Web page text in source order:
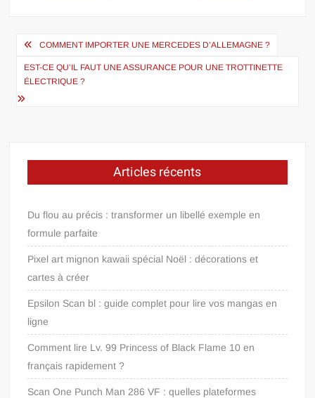
Navigation
de
l’article
COMMENT IMPORTER UNE MERCEDES D’ALLEMAGNE ?
EST-CE QU’IL FAUT UNE ASSURANCE POUR UNE TROTTINETTE
ÉLECTRIQUE ?
Articles récents
Du flou au précis : transformer un libellé exemple en
formule parfaite
Pixel art mignon kawaii spécial Noël : décorations et
cartes à créer
Epsilon Scan bl : guide complet pour lire vos mangas en
ligne
Comment lire Lv. 99 Princess of Black Flame 10 en
français rapidement ?
Scan One Punch Man 286 VF : quelles plateformes